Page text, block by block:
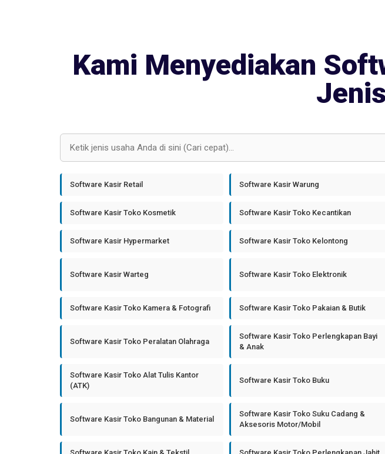
Kami Menyediakan
Software Kasir Retail Software Kasir Warung
Software Kasir Toko Kosmetik Software Kasir Toko Kecantikan
Software Kasir Hypermarket Software Kasir Toko Kelontong
Software Kasir Warteg Software Kasir Toko Elektronik
Software Kasir Toko Kamera & Fotografi Software Kasir Toko Pakaian & Butik
Software Kasir Toko Peralatan Olahraga
Software Kasir Toko Perlengkapan Bayi
& Anak
Software Kasir Toko Alat Tulis Kantor
(ATK)
Software Kasir Toko Buku
Software Kasir Toko Bangunan & Material
Software Kasir Toko Suku Cadang &
Aksesoris Motor/Mobil